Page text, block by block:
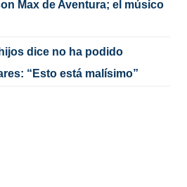
Max de Aventura; el músico
dice no ha podido
“Esto está malísimo”